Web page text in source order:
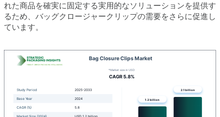
れた商品を確実に固定する実用的なソリューションを提供す
るため、バッグクロージャークリップの需要をさらに促進し
ています。